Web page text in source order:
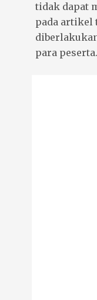
tidak dapat
pada artikel
para peserta.